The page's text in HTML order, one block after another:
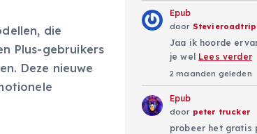
die
Plus-gebruikers
Deze nieuwe
Epub
door
Jaa ik hoorde
je wel Lees verder
2 maanden geleden
Epub
door peter trucker
probeer het gratis